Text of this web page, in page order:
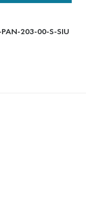
PAN-203-00-S-SIU